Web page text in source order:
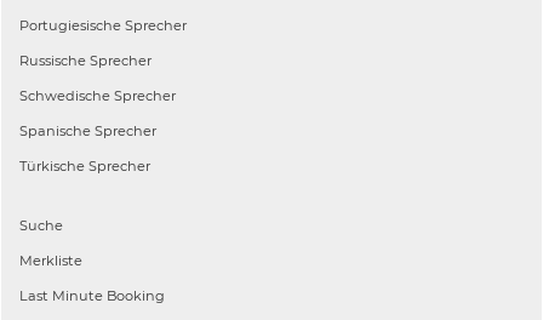
Portugiesische Sprecher
Russische Sprecher
Schwedische Sprecher
Spanische Sprecher
Türkische Sprecher
Suche
Merkliste
Last Minute Booking